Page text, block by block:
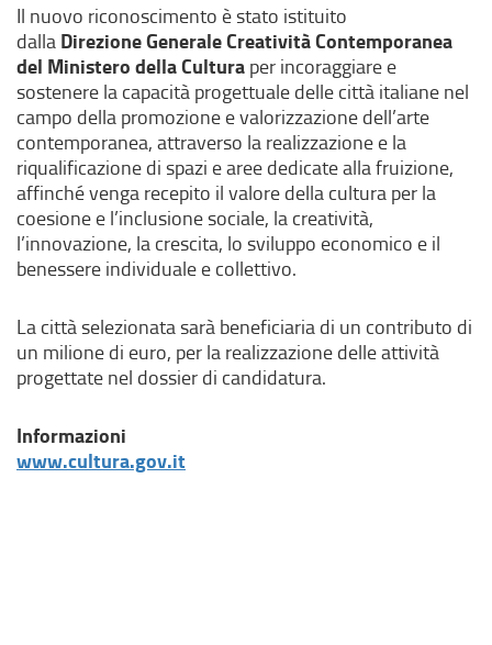
Il nuovo riconoscimento è stato istituito
dalla Direzione Generale Creatività Contemporanea
del Ministero della Cultura per incoraggiare e
sostenere la capacità progettuale delle città italiane nel
campo della promozione e valorizzazione dell’arte
contemporanea, attraverso la realizzazione e la
riqualificazione di spazi e aree dedicate alla fruizione,
affinché venga recepito il valore della cultura per la
coesione e l’inclusione sociale, la creatività,
l’innovazione, la crescita, lo sviluppo economico e il
benessere individuale e collettivo.
La città selezionata sarà beneficiaria di un contributo di
un milione di euro, per la realizzazione delle attività
progettate nel dossier di candidatura.
Informazioni
www.cultura.gov.it